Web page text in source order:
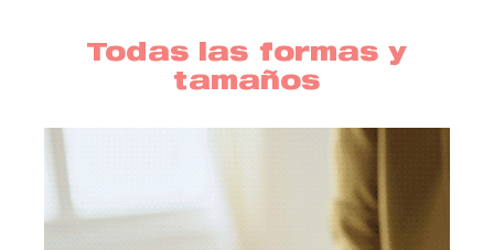
Todas las formas y
tamaños